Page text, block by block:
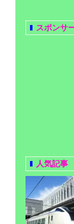
スポンサ
人気記事